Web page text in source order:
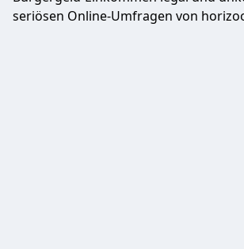
seriösen Online-Umfragen von